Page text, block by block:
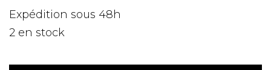
Expédition sous 48h
2 en stock